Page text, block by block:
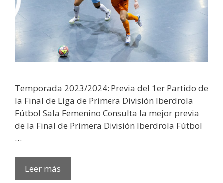
Temporada 2023/2024: Previa del 1er Partido de
la Final de Liga de Primera División Iberdrola
Fútbol Sala Femenino Consulta la mejor previa
de la Final de Primera División Iberdrola Fútbol
…
Leer más